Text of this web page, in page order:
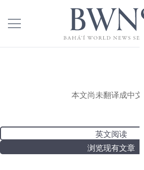
本文尚未翻译成中文
英文阅读
浏览现有文章